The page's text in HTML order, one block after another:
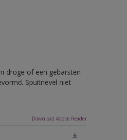
droge of een gebarsten
Spuitnevel niet
Download Adobe Reader